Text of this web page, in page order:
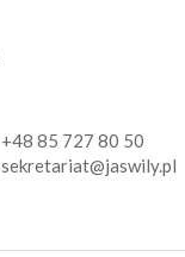
+48 85 727 80 50
sekretariat@jaswily.pl